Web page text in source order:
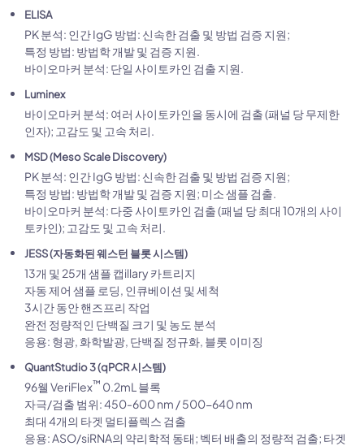
ELISA
PK 분석: 인간 IgG 방법: 신속한 검출 및 방법 검증 지원;
특정 방법: 방법학 개발 및 검증 지원.
바이오마커 분석: 단일 사이토카인 검출 지원.
Luminex
바이오마커 분석: 여러 사이토카인을 동시에 검출 (패널 당 무제한
인자); 고감도 및 고속 처리.
MSD (Meso Scale Discovery)
PK 분석: 인간 IgG 방법: 신속한 검출 및 방법 검증 지원;
특정 방법: 방법학 개발 및 검증 지원; 미소 샘플 검출.
바이오마커 분석: 다중 사이토카인 검출 (패널 당 최대 10개의 사이
토카인); 고감도 및 고속 처리.
JESS (자동화된 웨스턴 블롯 시스템)
13개 및 25개 샘플 캡illary 카트리지
자동 제어 샘플 로딩, 인큐베이션 및 세척
3시간 동안 핸즈프리 작업
완전 정량적인 단백질 크기 및 농도 분석
응용: 형광, 화학발광, 단백질 정규화, 블롯 이미징
QuantStudio 3 (qPCR 시스템)
96웰 VeriFlex™ 0.2mL 블록
자극/검출 범위: 450-600 nm / 500-640 nm
최대 4개의 타겟 멀티플렉스 검출
응용: ASO/siRNA의 약리학적 동태; 벡터 배출의 정량적 검출; 타겟